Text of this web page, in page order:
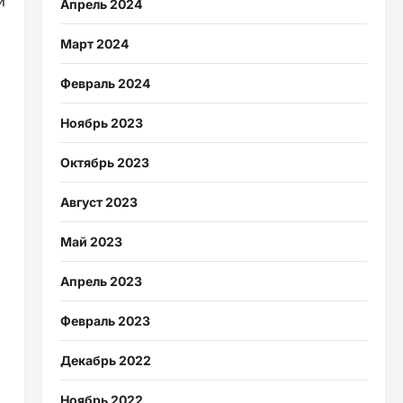
Апрель 2024
Март 2024
Февраль 2024
Ноябрь 2023
Октябрь 2023
Август 2023
Май 2023
Апрель 2023
Февраль 2023
Декабрь 2022